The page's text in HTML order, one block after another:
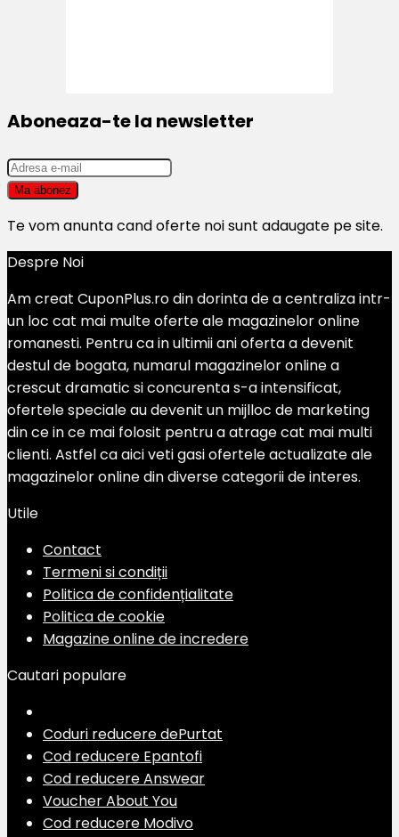
Aboneaza-te la newsletter
Te vom anunta cand oferte noi sunt adaugate pe site.
Despre Noi
Am creat CuponPlus.ro din dorinta de a centraliza intr-
un loc cat mai multe oferte ale magazinelor online
romanesti. Pentru ca in ultimii ani oferta a devenit
destul de bogata, numarul magazinelor online a
crescut dramatic si concurenta s-a intensificat,
ofertele speciale au devenit un mijlloc de marketing
din ce in ce mai folosit pentru a atrage cat mai multi
clienti. Astfel ca aici veti gasi ofertele actualizate ale
magazinelor online din diverse categorii de interes.
Utile
Contact
Termeni si condiții
Politica de confidențialitate
Politica de cookie
Magazine online de incredere
Cautari populare
Coduri reducere dePurtat
Cod reducere Epantofi
Cod reducere Answear
Voucher About You
Cod reducere Modivo